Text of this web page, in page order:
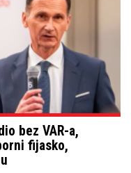
bez VAR-a,
fijasko,